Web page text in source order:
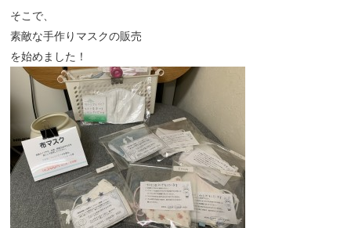
そこで、
素敵な手作りマスクの販売
を始めました！